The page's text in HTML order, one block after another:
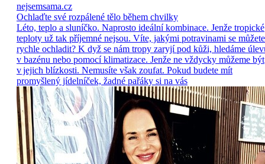
nejsemsama.cz
Ochlaďte své rozpálené tělo během chvilky
Léto, teplo a sluníčko. Naprosto ideální kombinace. Jenže tropické
teploty už tak příjemné nejsou. Víte, jakými potravinami se můžete
rychle ochladit? K dyž se nám tropy zaryjí pod kůži, hledáme
v bazénu nebo pomocí klimatizace. Jenže ne vždycky můžeme být
v jejich blízkosti. Nemusíte však zoufat. Pokud budete mít
promyšlený jídelníček, žadné pařáky si na vás